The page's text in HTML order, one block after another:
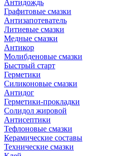
Антидождь
Графитовые смазки
Антизапотеватель
Литиевые смазки
Медные смазки
Антикор
Молибденовые смазки
Быстрый старт
Герметики
Силиконовые смазки
Антидог
Герметики-прокладки
Солидол жировой
Антисептики
Тефлоновые смазки
Керамические составы
Технические смазки